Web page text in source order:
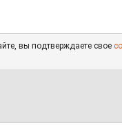
вы подтверждаете свое